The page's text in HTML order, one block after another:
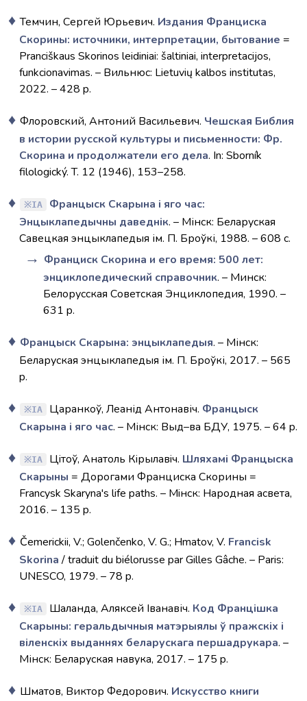
Темчин, Сергей Юрьевич. Издания Франциска
Скорины: источники, интерпретации, бытование =
Pranciškaus Skorinos leidiniai: šaltiniai, interpretacijos,
funkcionavimas. – Вильнюс: Lietuvių kalbos institutas,
2022. – 428 p.
Флоровский, Антоний Васильевич. Чешская Библия
в истории русской культуры и письменности: Фр.
Скорина и продолжатели его дела. In: Sborník
filologický. T. 12 (1946), 153–258.
IA
Францыск Скарына і яго час:
Энцыклапедычны даведнік. – Мінск: Беларуская
Савецкая энцыклапедыя ім. П. Броўкі, 1988. – 608 с.
Франциск Скорина и его время: 500 лет:
энциклопедический справочник. – Минск:
Белорусская Советская Энциклопедия, 1990. –
631 p.
Францыск Скарына: энцыклапедыя. – Мінск:
Беларуская энцыклапедыя ім. П. Броўкі, 2017. – 565
p.
IA Царанкоў, Леанід Антонавіч. Францыск
Скарына і яго час. – Мінск: Выд–ва БДУ, 1975. – 64 p.
IA Цiтоў, Анатоль Кiрылавiч. Шляхамi Францыска
Скарыны = Дорогами Франциска Скорины =
Francysk Skaryna's life paths. – Мiнск: Народная асвета,
2016. – 135 p.
Čemerickii, V.; Golenčenko, V. G.; Hmatov, V. Francisk
Skorina/ traduit du biélorusse par Gilles Gâche. – Paris:
UNESCO, 1979. – 78 p.
IA Шаланда, Аляксей Іванавіч. Код Францішка
Скарыны: геральдычныя матэрыялы ў пражскiх i
вiленскiх выданнях беларускага першадрукара. –
Мінск: Беларуская навука, 2017. – 175 p.
Шматов, Виктор Федорович. Искусство книги